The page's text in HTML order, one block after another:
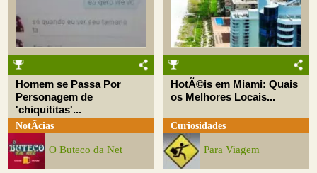
Homem se Passa Por
Personagem de
'chiquititas'...
NotÃ­cias
O Buteco da Net
HotÃ©is em Miami: Quais
os Melhores Locais...
Curiosidades
Para Viagem